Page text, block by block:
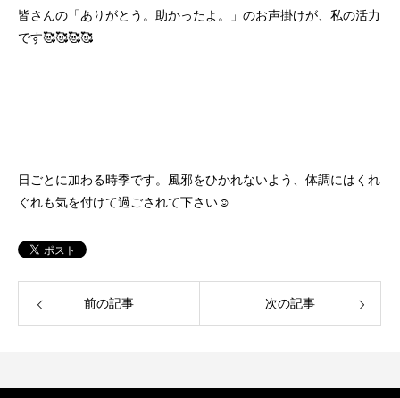
皆さんの「ありがとう。助かったよ。」のお声掛けが、私の活力
です🥰🥰🥰🥰
日ごとに加わる時季です。風邪をひかれないよう、体調にはくれ
ぐれも気を付けて過ごされて下さい☺
前の記事 次の記事